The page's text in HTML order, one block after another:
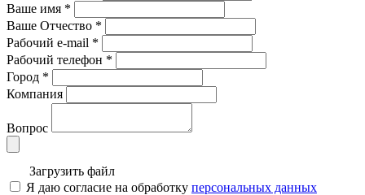
Ваше имя *
Ваше Отчество *
Рабочий e-mail *
Рабочий телефон *
Город *
Компания
Вопрос
Загрузить файл
Я даю согласие на обработку персональных данных